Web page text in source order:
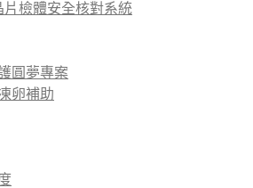
片檢體安全核對系統
圓夢專案
卵補助